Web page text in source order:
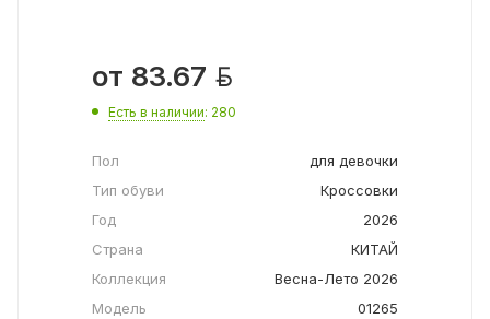
от 83.67 
Есть в наличии: 280
Пол
для девочки
Тип обуви
Кроссовки
Год
2026
Страна
КИТАЙ
Коллекция
Весна-Лето 2026
Модель
01265